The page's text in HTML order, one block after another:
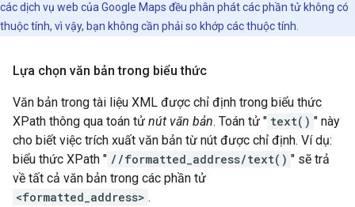
các dịch vụ web của Google Maps đều phân phát các phần tử không có
thuộc tính, vì vậy, bạn không cần phải so khớp các thuộc tính.
Lựa chọn văn bản trong biểu thức
Văn bản trong tài liệu XML được chỉ định trong biểu thức
XPath thông qua toán tử nút văn bản. Toán tử " text() " này
cho biết việc trích xuất văn bản từ nút được chỉ định. Ví dụ:
biểu thức XPath " //formatted_address/text() " sẽ trả
về tất cả văn bản trong các phần tử
<formatted_address> .